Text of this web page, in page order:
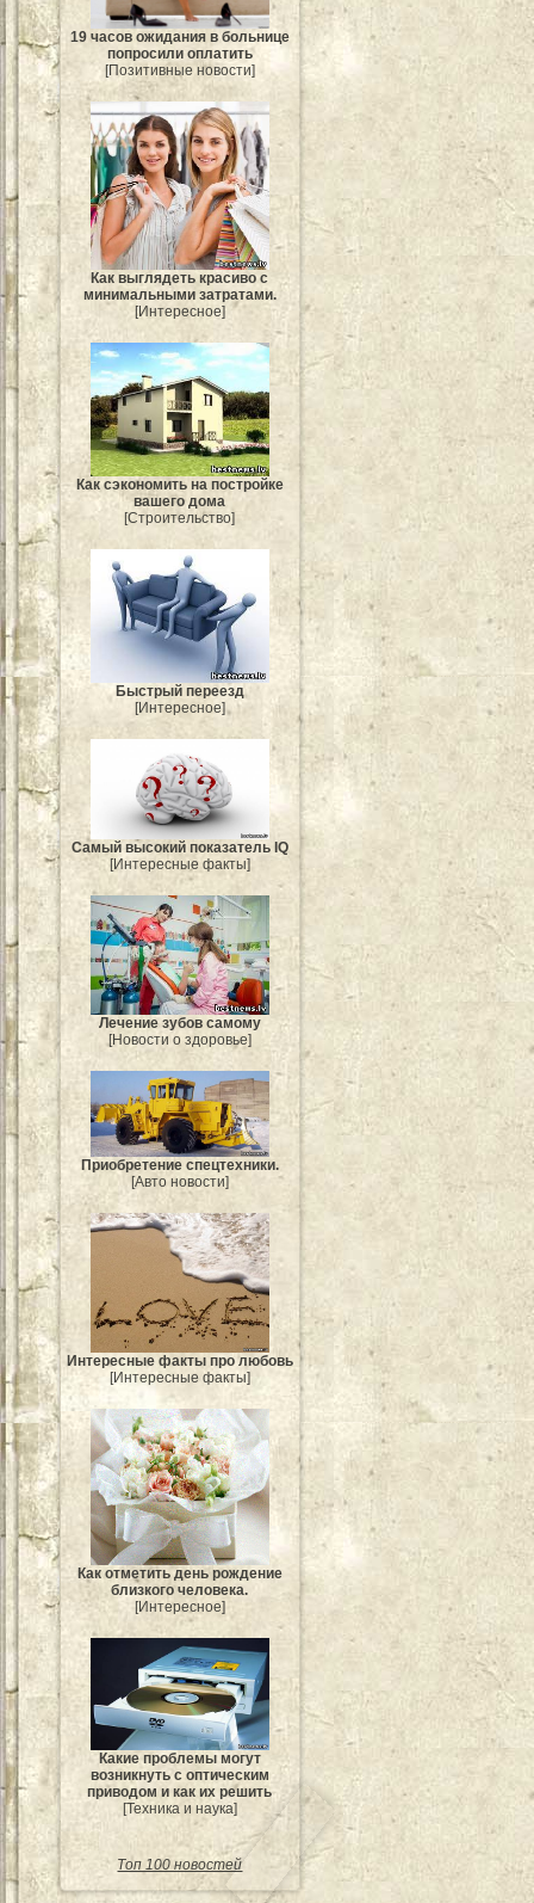
19 часов ожидания в больнице
попросили оплатить
[Позитивные новости]
Как выглядеть красиво с
минимальными затратами.
[Интересное]
Как сэкономить на постройке
вашего дома
[Строительство]
Быстрый переезд
[Интересное]
Самый высокий показатель IQ
[Интересные факты]
Лечение зубов самому
[Новости о здоровье]
Приобретение спецтехники.
[Авто новости]
Интересные факты про любовь
[Интересные факты]
Как отметить день рождение
близкого человека.
[Интересное]
Какие проблемы могут
возникнуть с оптическим
приводом и как их решить
[Техника и наука]
Топ 100 новостей